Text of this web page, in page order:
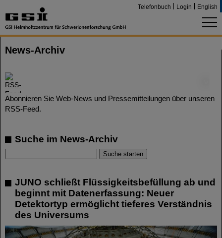
Telefonbuch Login English
News-Archiv
Abonnieren Sie Web-News und Pressemitteilungen über unseren
RSS-Feed.
Suche im News-Archiv
JUNO schließt Flüssigkeitsbefüllung ab und
beginnt mit Datenerfassung: Neuer
Detektortyp ermöglicht tieferes Verständnis
des Universums